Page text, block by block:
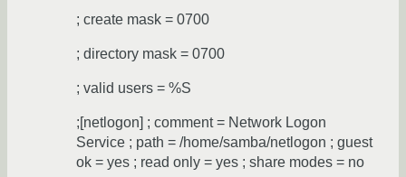
; create mask = 0700
; directory mask = 0700
; valid users = %S
;[netlogon] ; comment = Network Logon
Service ; path = /home/samba/netlogon ; guest
ok = yes ; read only = yes ; share modes = no